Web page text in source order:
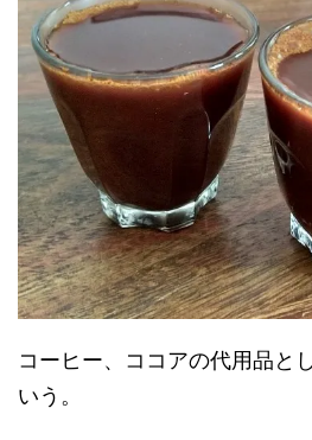
コーヒー、ココアの代用品と
いう。